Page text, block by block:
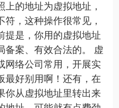
上的地址为虚拟地址，
符，这种操作很常见，
提是，你用的虚拟地址
备案、有效合法的。 虚
网络公司常用，开展实
最好别用啊！还有，在
你从虚拟地址里转出来